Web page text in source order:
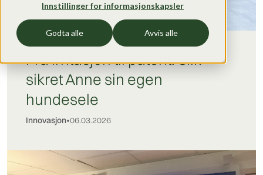
Innstillinger for informasjonskapsler
Godta alle Avvis alle
Fra irritasjon til patent: Slik
sikret Anne sin egen
hundesele
Innovasjon•06.03.2026